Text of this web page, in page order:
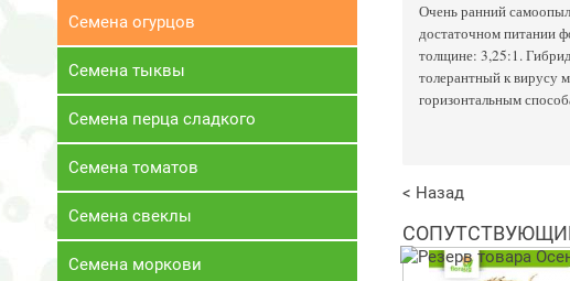
Семена огурцов
Семена тыквы
Семена перца сладкого
Семена томатов
Семена свеклы
Семена моркови
Очень ранний
достаточном питании
толщине: 3,25:1.
толерантный к вирусу
горизонтальным
< Назад